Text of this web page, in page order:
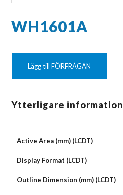
WH1601A
Lägg till FÖRFRÅGAN
Ytterligare information
Active Area (mm) (LCDT)
Display Format (LCDT)
Outline Dimension (mm) (LCDT)